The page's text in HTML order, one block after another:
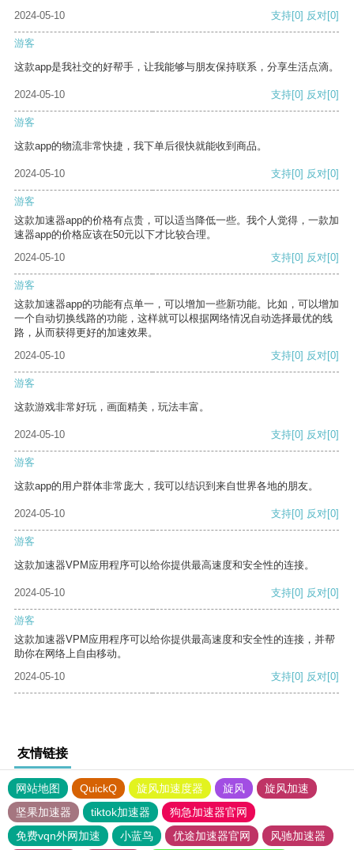
2024-05-10
支持[0] 反对[0]
游客
这款app是我社交的好帮手，让我能够与朋友保持联系，分享生活点滴。
2024-05-10 支持[0] 反对[0]
游客
这款app的物流非常快捷，我下单后很快就能收到商品。
2024-05-10 支持[0] 反对[0]
游客
这款加速器app的价格有点贵，可以适当降低一些。我个人觉得，一款加
速器app的价格应该在50元以下才比较合理。
2024-05-10
支持[0] 反对[0]
游客
这款加速器app的功能有点单一，可以增加一些新功能。比如，可以增加
一个自动切换线路的功能，这样就可以根据网络情况自动选择最优的线
路，从而获得更好的加速效果。
2024-05-10
支持[0] 反对[0]
游客
这款游戏非常好玩，画面精美，玩法丰富。
2024-05-10 支持[0] 反对[0]
游客
这款app的用户群体非常庞大，我可以结识到来自世界各地的朋友。
2024-05-10 支持[0] 反对[0]
游客
这款加速器VPM应用程序可以给你提供最高速度和安全性的连接。
2024-05-10 支持[0] 反对[0]
游客
这款加速器VPM应用程序可以给你提供最高速度和安全性的连接，并帮
助你在网络上自由移动。
2024-05-10
支持[0] 反对[0]
友情链接
网站地图 QuickQ 旋风加速度器 旋风
旋风加速
坚果加速器
tiktok加速器
狗急加速器官网
免费vqn外网加速
小蓝鸟 优途加速器官网 风驰加速器